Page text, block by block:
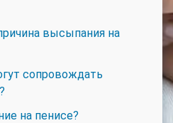
высыпания на
сопровождать
на пенисе?